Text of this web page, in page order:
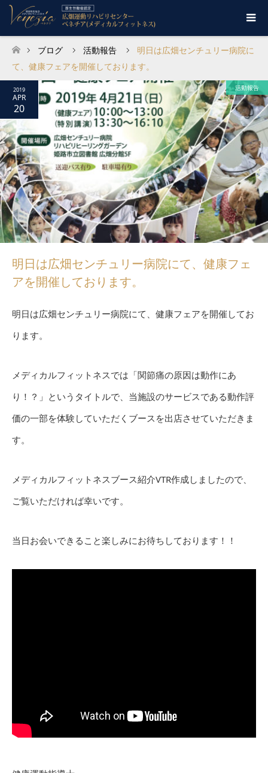
ホーム
ブログ 活動報告
明日は広畑センチュリー病院に
て、健康フェアを開催しております。
2019
APR
20
活動報告
明日は広畑センチュリー病院にて、健康フェ
アを開催しております。
明日は広畑センチュリー病院にて、健康フェアを開催してお
ります。
メディカルフィットネスでは「関節痛の原因は動作にあ
り！？」というタイトルで、当施設のサービスである動作評
価の一部を体験していただくブースを出店させていただきま
す。
メディカルフィットネスブース紹介VTR作成しましたので、
ご覧いただければ幸いです。
当日お会いできること楽しみにお待ちしております！！